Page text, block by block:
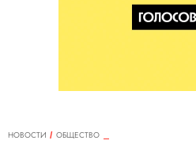
НОВОСТИ
ОБЩЕСТВО